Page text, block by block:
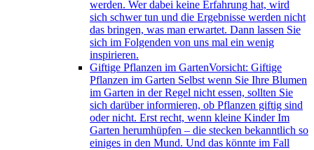
werden. Wer dabei keine Erfahrung hat, wird
sich schwer tun und die Ergebnisse werden nicht
das bringen, was man erwartet. Dann lassen Sie
sich im Folgenden von uns mal ein wenig
inspirieren.
Giftige Pflanzen im GartenVorsicht: Giftige
Pflanzen im Garten Selbst wenn Sie Ihre Blumen
im Garten in der Regel nicht essen, sollten Sie
sich darüber informieren, ob Pflanzen giftig sind
oder nicht. Erst recht, wenn kleine Kinder Im
Garten herumhüpfen – die stecken bekanntlich so
einiges in den Mund. Und das könnte im Fall